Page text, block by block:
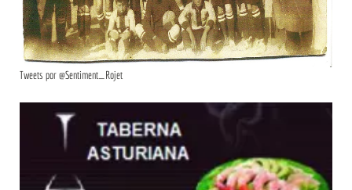
PRIMER C.D.CONTESTANO 1919
Tweets por @Sentiment_Rojet